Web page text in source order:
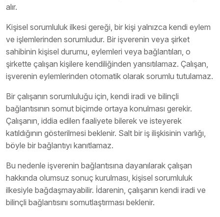
alır.
Kişisel sorumluluk ilkesi gereği, bir kişi yalnızca kendi eylem
ve işlemlerinden sorumludur. Bir işverenin veya şirket
sahibinin kişisel durumu, eylemleri veya bağlantıları, o
şirkette çalışan kişilere kendiliğinden yansıtılamaz. Çalışan,
işverenin eylemlerinden otomatik olarak sorumlu tutulamaz.
Bir çalışanın sorumluluğu için, kendi iradi ve bilinçli
bağlantısının somut biçimde ortaya konulması gerekir.
Çalışanın, iddia edilen faaliyete bilerek ve isteyerek
katıldığının gösterilmesi beklenir. Salt bir iş ilişkisinin varlığı,
böyle bir bağlantıyı kanıtlamaz.
Bu nedenle işverenin bağlantısına dayanılarak çalışan
hakkında olumsuz sonuç kurulması, kişisel sorumluluk
ilkesiyle bağdaşmayabilir. İdarenin, çalışanın kendi iradi ve
bilinçli bağlantısını somutlaştırması beklenir.